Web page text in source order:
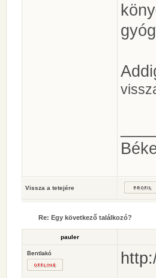
Vissza a tetejére
Re: Egy következő találkozó?
pauler
Bentlakó